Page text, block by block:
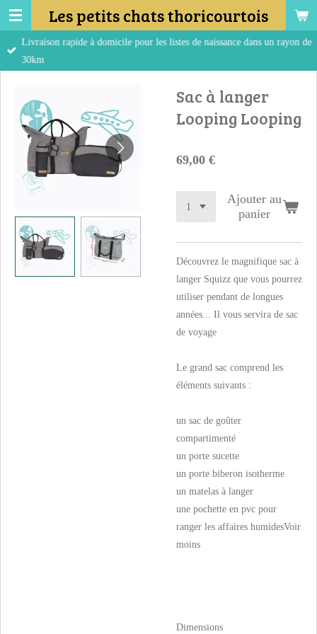
Passer
au
contenu
Les petits chats thoricourtois
Livraison rapide à domicile pour les listes de naissance dans un rayon de
30km
Sac à langer
Looping Looping
69,00 €
Ajouter au
panier
Découvrez le magnifique sac à
langer Squizz que vous pourrez
utiliser pendant de longues
années... Il vous servira de sac
de voyage
Le grand sac comprend les
éléments suivants :
un sac de goûter
compartimenté
un porte sucette
un porte biberon isotherme
un matelas à langer
une pochette en pvc pour
ranger les affaires humidesVoir
moins
Dimensions